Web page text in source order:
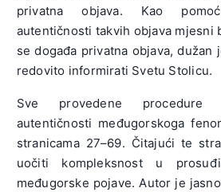
privatna objava. Kao
autentičnosti takvih objava mjesni
se događa privatna objava, dužan
redovito informirati Svetu Stolicu.
Sve provedene procedure
autentičnosti međugorskoga
stranicama 27–69. Čitajući te
uočiti kompleksnost u
međugorske pojave. Autor je